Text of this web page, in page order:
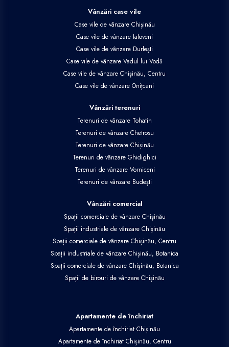
Vânzări case vile
Case vile de vânzare Chișinău
Case vile de vânzare Ialoveni
Case vile de vânzare Durlești
Case vile de vânzare Vadul lui Vodă
Case vile de vânzare Chișinău, Centru
Case vile de vânzare Onițcani
Vânzări terenuri
Terenuri de vânzare Tohatin
Terenuri de vânzare Chetrosu
Terenuri de vânzare Chișinău
Terenuri de vânzare Ghidighici
Terenuri de vânzare Vorniceni
Terenuri de vânzare Budești
Vânzări comercial
Spații comerciale de vânzare Chișinău
Spații industriale de vânzare Chișinău
Spații comerciale de vânzare Chișinău, Centru
Spații industriale de vânzare Chișinău, Botanica
Spații comerciale de vânzare Chișinău, Botanica
Spații de birouri de vânzare Chișinău
Apartamente de închiriat
Apartamente de închiriat Chișinău
Apartamente de închiriat Chișinău, Centru